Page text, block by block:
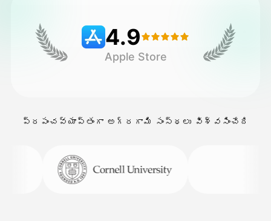
వెల్లులు 4.9
Apple Store
ప్రపంచవ్యాప్తంగా అగ్రగామి సంస్థలు విశ్వసించేది